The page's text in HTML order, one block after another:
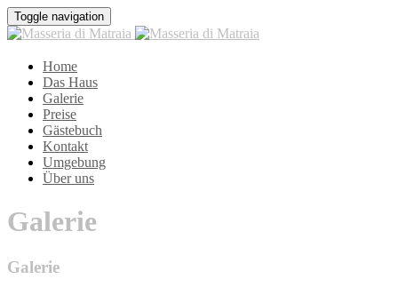
Toggle navigation
Home
Das Haus
Galerie
Preise
Gästebuch
Kontakt
Umgebung
Über uns
Galerie
Galerie